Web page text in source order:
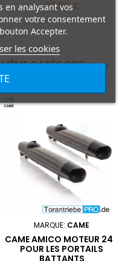
Prix
97,00 €
CATÉGORIE :
>
MARQUE: CAME
CAME AMICO MOTEUR 24V
POUR LES PORTAILS
en analysant vos
votre consentement
Accepter.
les cookies